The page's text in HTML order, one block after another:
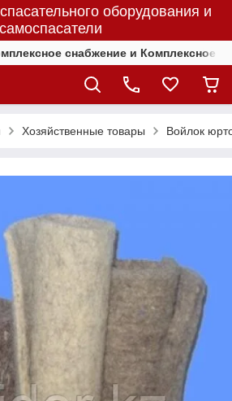
оборудования и
самоспасатели
снабжение и Комплексное
Хозяйственные товары Войлок